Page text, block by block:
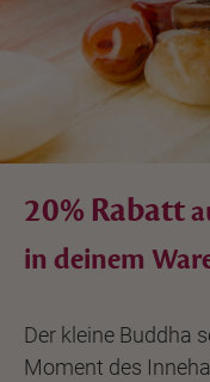
20% Rabatt
in deinem
Der kleine Buddha
Moment des